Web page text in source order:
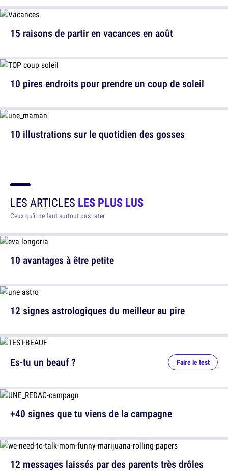
10 pires endroits pour prendre un coup de soleil
15 raisons de partir en vacances en août
10 illustrations sur le quotidien des gosses
LES ARTICLES LES PLUS LUS
Ceux qu'il ne faut surtout pas rater
10 avantages à être petite
12 signes astrologiques du meilleur au pire
12 messages laissés par des parents très drôles
Es-tu un beauf ? Faire le test
+40 signes que tu viens de la campagne